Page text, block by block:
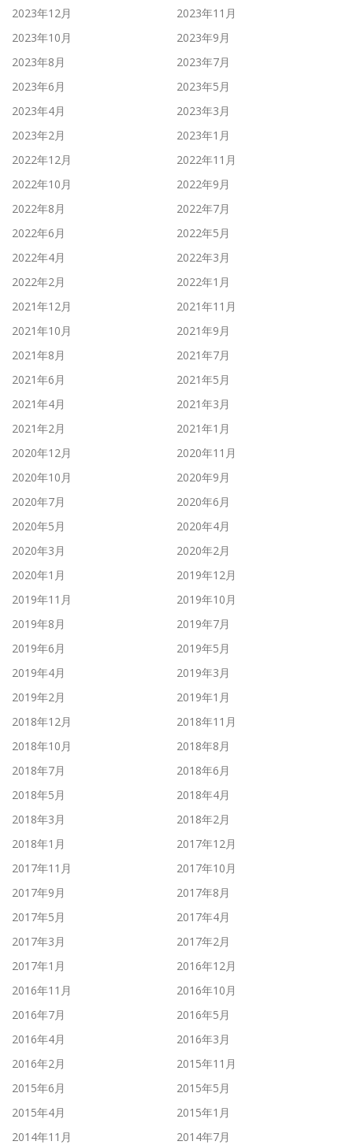
2023年12月
2023年11月
2023年10月
2023年9月
2023年8月
2023年7月
2023年6月
2023年5月
2023年4月
2023年3月
2023年2月
2023年1月
2022年12月
2022年11月
2022年10月
2022年9月
2022年8月
2022年7月
2022年6月
2022年5月
2022年4月
2022年3月
2022年2月
2022年1月
2021年12月
2021年11月
2021年10月
2021年9月
2021年8月
2021年7月
2021年6月
2021年5月
2021年4月
2021年3月
2021年2月
2021年1月
2020年12月
2020年11月
2020年10月
2020年9月
2020年7月
2020年6月
2020年5月
2020年4月
2020年3月
2020年2月
2020年1月
2019年12月
2019年11月
2019年10月
2019年8月
2019年7月
2019年6月
2019年5月
2019年4月
2019年3月
2019年2月
2019年1月
2018年12月
2018年11月
2018年10月
2018年8月
2018年7月
2018年6月
2018年5月
2018年4月
2018年3月
2018年2月
2018年1月
2017年12月
2017年11月
2017年10月
2017年9月
2017年8月
2017年5月
2017年4月
2017年3月
2017年2月
2017年1月
2016年12月
2016年11月
2016年10月
2016年7月
2016年5月
2016年4月
2016年3月
2016年2月
2015年11月
2015年6月
2015年5月
2015年4月
2015年1月
2014年11月
2014年7月